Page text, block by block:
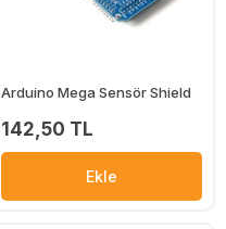
Arduino Mega Sensör Shield
142,50 TL
Ekle